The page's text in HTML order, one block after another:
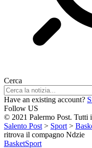
Cerca
Have an existing account?
Follow US
© 2021 Palermo Post. Tutti
Salento Post > Sport >
ritrova il compagno Ndzie
BasketSport